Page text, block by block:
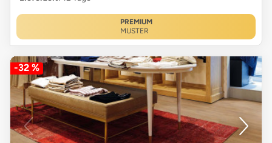
PREMIUM
MUSTER
-32 %